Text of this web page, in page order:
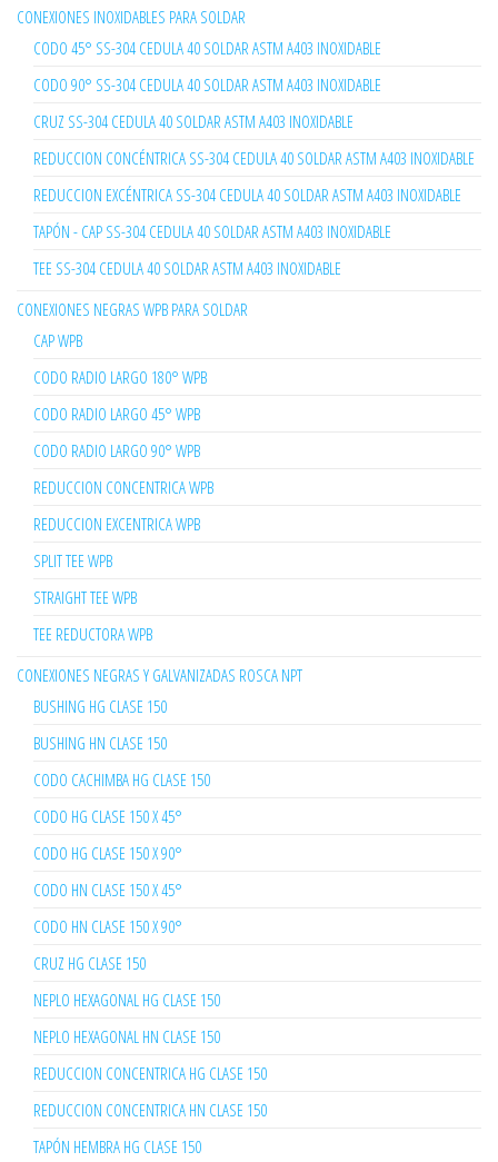
CONEXIONES INOXIDABLES PARA SOLDAR
CODO 45° SS-304 CEDULA 40 SOLDAR ASTM A403 INOXIDABLE
CODO 90° SS-304 CEDULA 40 SOLDAR ASTM A403 INOXIDABLE
CRUZ SS-304 CEDULA 40 SOLDAR ASTM A403 INOXIDABLE
REDUCCION CONCÉNTRICA SS-304 CEDULA 40 SOLDAR ASTM A403 INOXIDABLE
REDUCCION EXCÉNTRICA SS-304 CEDULA 40 SOLDAR ASTM A403 INOXIDABLE
TAPÓN - CAP SS-304 CEDULA 40 SOLDAR ASTM A403 INOXIDABLE
TEE SS-304 CEDULA 40 SOLDAR ASTM A403 INOXIDABLE
CONEXIONES NEGRAS WPB PARA SOLDAR
CAP WPB
CODO RADIO LARGO 180° WPB
CODO RADIO LARGO 45° WPB
CODO RADIO LARGO 90° WPB
REDUCCION CONCENTRICA WPB
REDUCCION EXCENTRICA WPB
SPLIT TEE WPB
STRAIGHT TEE WPB
TEE REDUCTORA WPB
CONEXIONES NEGRAS Y GALVANIZADAS ROSCA NPT
BUSHING HG CLASE 150
BUSHING HN CLASE 150
CODO CACHIMBA HG CLASE 150
CODO HG CLASE 150 X 45°
CODO HG CLASE 150 X 90°
CODO HN CLASE 150 X 45°
CODO HN CLASE 150 X 90°
CRUZ HG CLASE 150
NEPLO HEXAGONAL HG CLASE 150
NEPLO HEXAGONAL HN CLASE 150
REDUCCION CONCENTRICA HG CLASE 150
REDUCCION CONCENTRICA HN CLASE 150
TAPÓN HEMBRA HG CLASE 150